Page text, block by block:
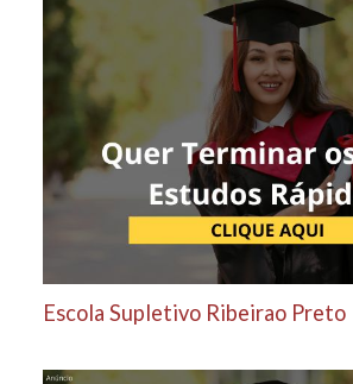
Escola Supletivo Ribeirao Preto